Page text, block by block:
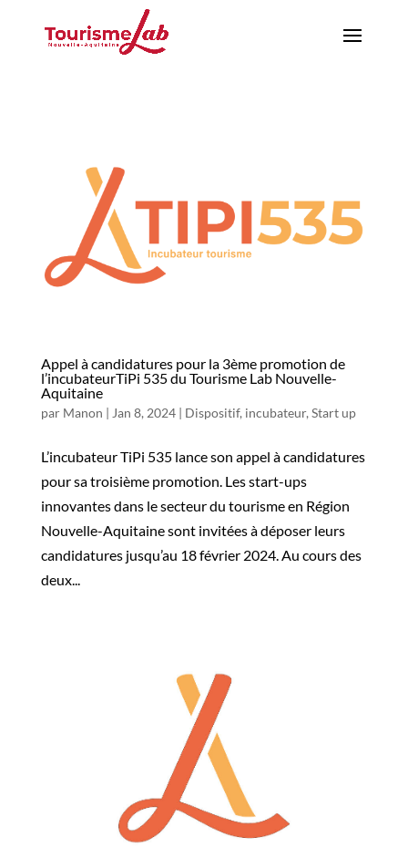
Appel à candidatures pour la 3ème promotion de
l’incubateurTiPi 535 du Tourisme Lab Nouvelle-
Aquitaine
par Manon | Jan 8, 2024| Dispositif, incubateur, Start up
L’incubateur TiPi 535 lance son appel à candidatures
pour sa troisième promotion. Les start-ups
innovantes dans le secteur du tourisme en Région
Nouvelle-Aquitaine sont invitées à déposer leurs
candidatures jusqu’au 18 février 2024. Au cours des
deux...